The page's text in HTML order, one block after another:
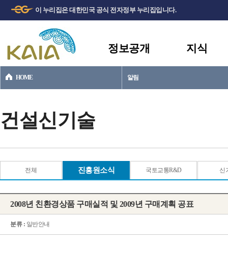
주메뉴
본문바로가기
이 누리집은 대한민국 공식 전자정부 누리집입니다.
정보공개 지식
HOME 알림
건설신기술
전체 진흥원소식 국토교통R&D 신
2008년 친환경상품 구매실적 및 2009년 구매계획 공표
분류 : 일반안내